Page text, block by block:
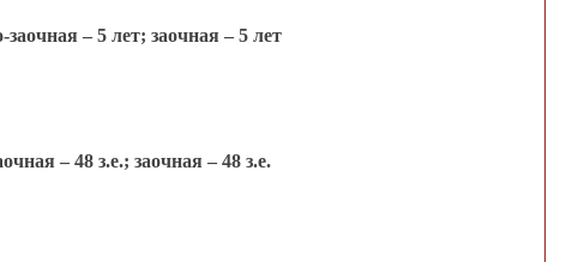
– 5 лет; заочная – 5 лет
– 48 з.е.; заочная – 48 з.е.